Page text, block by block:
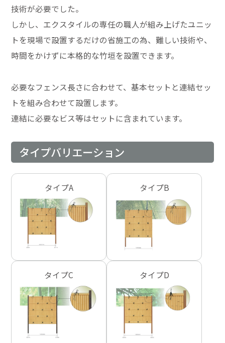
技術が必要でした。
しかし、エクスタイルの専任の職人が組み上げたユニッ
トを現場で設置するだけの省施工の為、難しい技術や、
時間をかけずに本格的な竹垣を設置できます。
必要なフェンス長さに合わせて、基本セットと連結セッ
トを組み合わせて設置します。
連結に必要なビス等はセットに含まれています。
タイプバリエーション
タイプA タイプB
タイプC タイプD